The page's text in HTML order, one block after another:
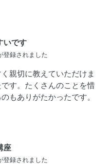
いです
登録されました
親切に教えていただけま
す。たくさんのことを惜
もありがたかったです。
座
登録されました